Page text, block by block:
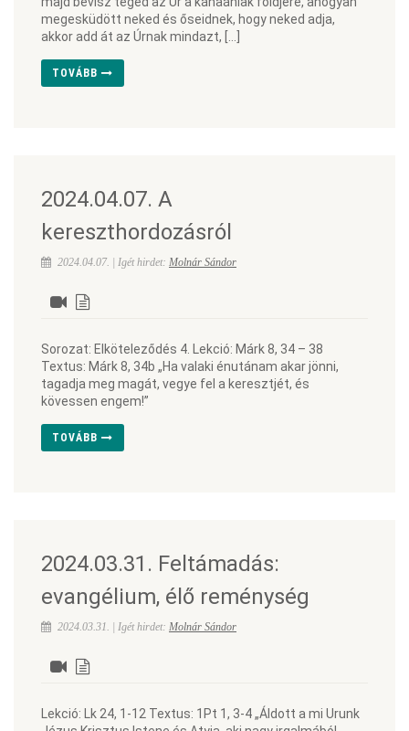
megesküdött neked és őseidnek, hogy neked adja,
akkor add át az Úrnak mindazt, […]
TOVÁBB
2024.04.07. A
kereszthordozásról
2024.04.07. | Igét hirdet: Molnár Sándor
Sorozat: Elköteleződés 4. Lekció: Márk 8, 34 – 38
Textus: Márk 8, 34b „Ha valaki énutánam akar jönni,
tagadja meg magát, vegye fel a keresztjét, és
kövessen engem!”
TOVÁBB
2024.03.31. Feltámadás:
evangélium, élő reménység
2024.03.31. | Igét hirdet: Molnár Sándor
Lekció: Lk 24, 1-12 Textus: 1Pt 1, 3-4 „Áldott a mi Urunk